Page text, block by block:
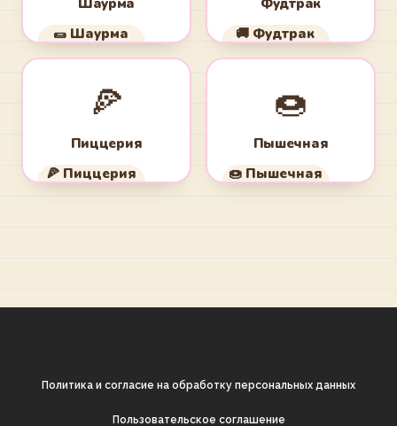
🌯 Шаурма
🔒
Доступно на курсе
ВКУСНЫЙ БИЗНЕС
🚚 Фудтрак
🔒
ВКУСНЫЙ БИЗНЕС
🍕
Пиццерия
🍕 Пиццерия
🔒
🍩
Пышечная
🍩 Пышечная
🔒
Политика и согласие на обработку персональных данных
Пользовательское соглашение